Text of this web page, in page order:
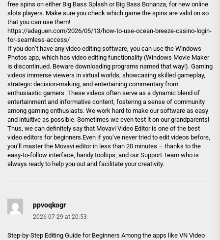
free spins on either Big Bass Splash or Big Bass Bonanza, for new online
slots players. Make sure you check which game the spins are valid on so
that you can use them!
https://adaguen.com/2026/05/13/how-to-use-ocean-breeze-casino-login-
for-seamless-access/
If you don’t have any video editing software, you can use the Windows
Photos app, which has video editing functionality (Windows Movie Maker
is discontinued. Beware downloading programs named that way!). Gaming
videos immerse viewers in virtual worlds, showcasing skilled gameplay,
strategic decision-making, and entertaining commentary from
enthusiastic gamers. These videos often serve as a dynamic blend of
entertainment and informative content, fostering a sense of community
among gaming enthusiasts. We work hard to make our software as easy
and intuitive as possible. Sometimes we even test it on our grandparents!
Thus, we can definitely say that Movavi Video Editor is one of the best
video editors for beginners.Even if you’ve never tried to edit videos before,
you’ll master the Movavi editor in less than 20 minutes – thanks to the
easy-to-follow interface, handy tooltips, and our Support Team who is
always ready to help you out and facilitate your creativity.
ppvoqkogr
2026-07-29 at 20:53
Step-by-Step Editing Guide for Beginners Among the apps like VN Video